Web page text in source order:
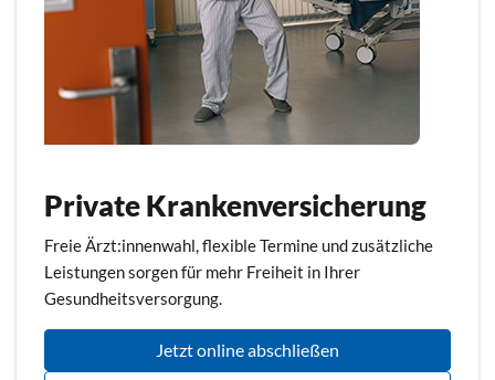
Private Krankenversicherung
Freie Ärzt:innenwahl, flexible Termine und zusätzliche
Leistungen sorgen für mehr Freiheit in Ihrer
Gesundheitsversorgung.
Jetzt online abschließen